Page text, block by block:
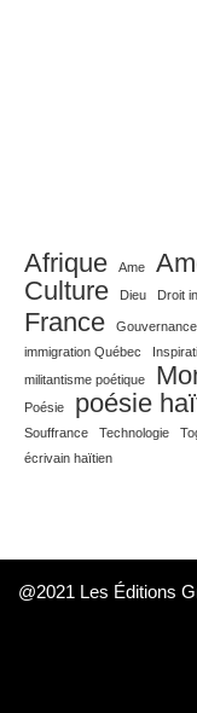
Afrique Ame
Culture Dieu Droit
France Gouvernance
immigration Québec
militantisme poétique
Poésie
poésie
Souffrance
Technologie
écrivain haïtien
@2021 Les Éditions